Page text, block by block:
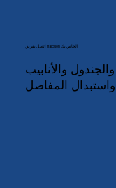
اتصل بفريق Halcyon الخاص بك
والأنابيب